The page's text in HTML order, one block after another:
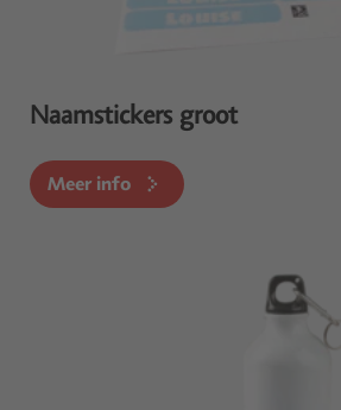
Naamstickers groot
Meer info